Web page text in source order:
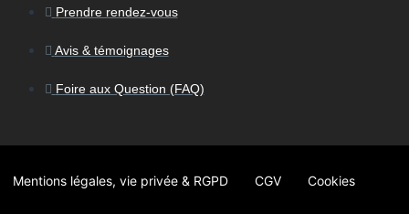
Prendre rendez-vous
Avis & témoignages
Foire aux Question (FAQ)
Mentions légales, vie privée & RGPD CGV Cookies